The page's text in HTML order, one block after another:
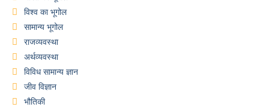
विश्व का भूगोल
सामान्य भूगोल
राजव्यवस्था
अर्थव्यवस्था
विविध सामान्य ज्ञान
जीव विज्ञान
भौतिकी